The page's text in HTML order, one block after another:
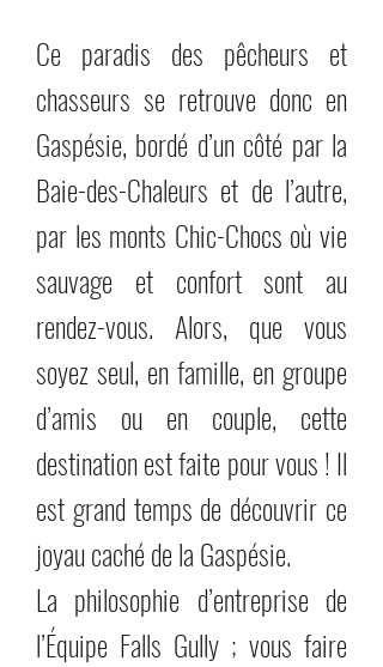
Ce paradis des pêcheurs et
chasseurs se retrouve donc en
Gaspésie, bordé d’un côté par la
Baie-des-Chaleurs et de l’autre,
par les monts Chic-Chocs où vie
sauvage et confort sont au
rendez-vous. Alors, que vous
soyez seul, en famille, en groupe
d’amis ou en couple, cette
destination est faite pour vous ! Il
est grand temps de découvrir ce
joyau caché de la Gaspésie.
La philosophie d’entreprise de
l’Équipe Falls Gully ; vous faire